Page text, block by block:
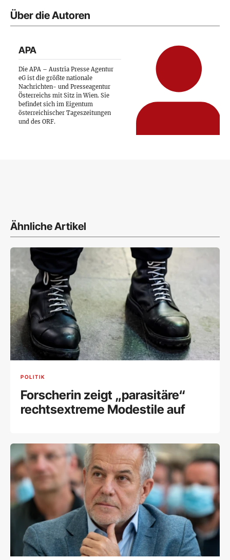
Über die Autoren
APA
Die APA – Austria Presse Agentur
eG ist die größte nationale
Nachrichten- und Presseagentur
Österreichs mit Sitz in Wien. Sie
befindet sich im Eigentum
österreichischer Tageszeitungen
und des ORF.
Ähnliche Artikel
POLITIK
Forscherin zeigt „parasitäre“
rechtsextreme Modestile auf